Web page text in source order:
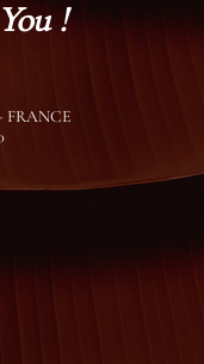
!
FRANCE